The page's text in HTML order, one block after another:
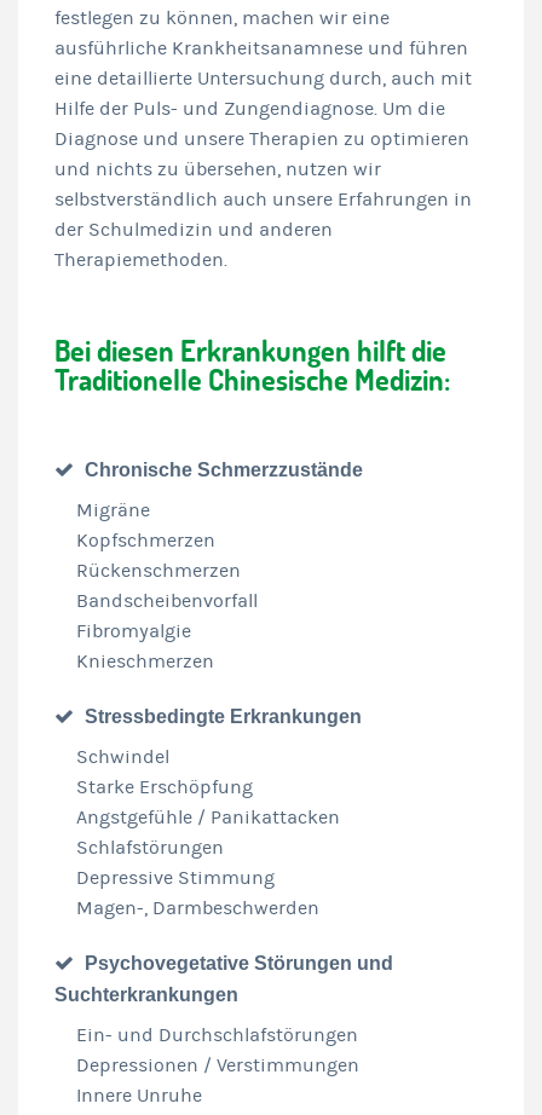
festlegen zu können, machen wir eine
ausführliche Krankheitsanamnese und führen
eine detaillierte Untersuchung durch, auch mit
Hilfe der Puls- und Zungendiagnose. Um die
Diagnose und unsere Therapien zu optimieren
und nichts zu übersehen, nutzen wir
selbstverständlich auch unsere Erfahrungen in
der Schulmedizin und anderen
Therapiemethoden.
Bei diesen Erkrankungen hilft die
Traditionelle Chinesische Medizin:
Chronische Schmerzzustände
Migräne
Kopfschmerzen
Rückenschmerzen
Bandscheibenvorfall
Fibromyalgie
Knieschmerzen
Stressbedingte Erkrankungen
Schwindel
Starke Erschöpfung
Angstgefühle / Panikattacken
Schlafstörungen
Depressive Stimmung
Magen-, Darmbeschwerden
Psychovegetative Störungen und
Suchterkrankungen
Ein- und Durchschlafstörungen
Depressionen / Verstimmungen
Innere Unruhe